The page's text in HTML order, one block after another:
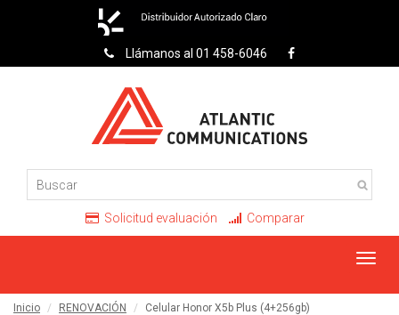
Llámanos al 01 458-6046
Solicitud evaluación Comparar
Inicio RENOVACIÓN Celular Honor X5b Plus (4+256gb)